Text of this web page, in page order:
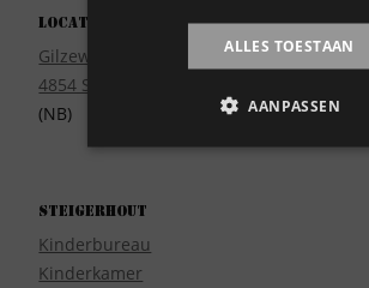
Locatie
Gilzeweg 17
4854 SE Bavel
(NB)
Wie zijn wij?
Steigerhout
Kinderbureau
Kinderkamer
ALLES TOESTAAN
AANPASSEN